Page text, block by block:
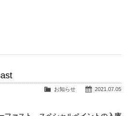
2021.07.05
お知らせ